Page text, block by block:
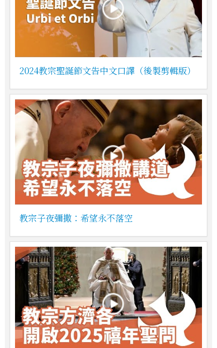
2024教宗聖誕節文告中文口譯（後製剪輯版）
教宗子夜彌撒：希望永不落空